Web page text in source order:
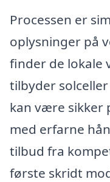
Processen er
oplysninger på
finder de lokale
tilbyder
kan være sikker
med erfarne
tilbud fra
første skridt